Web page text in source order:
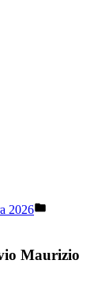
2026
Maurizio